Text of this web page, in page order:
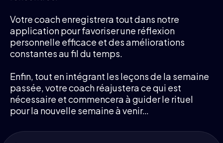
Votre coach enregistrera tout dans notre
application pour favoriser une réflexion
personnelle efficace et des améliorations
constantes au fil du temps.
Enfin, tout en intégrant les leçons de la semaine
passée, votre coach réajustera ce qui est
nécessaire et commencera à guider le rituel
pour la nouvelle semaine à venir…